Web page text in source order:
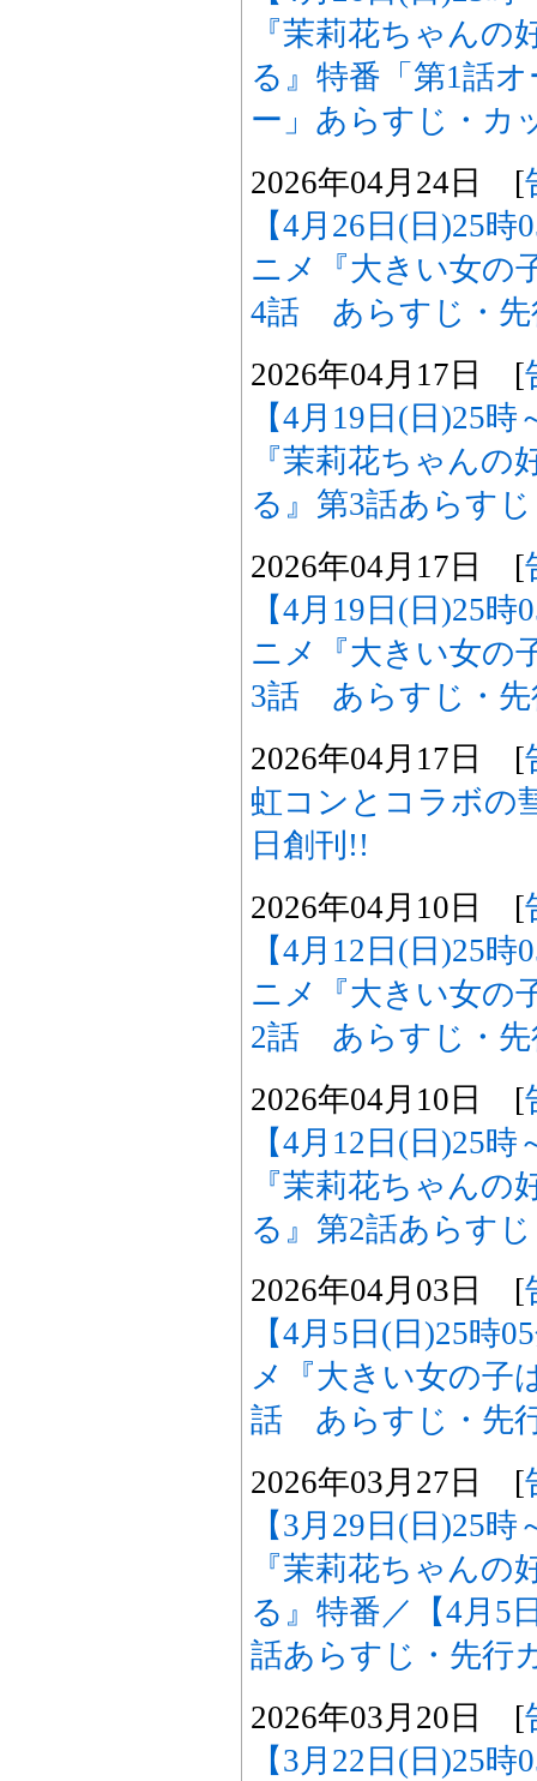
『茉莉花ちゃん
る』特番「第1話
ー」あらすじ・カ
2026年04月24日 [
【4月26日(日)25
ニメ『大きい女の
4話 あらすじ・先
2026年04月17日 [
【4月19日(日)25
『茉莉花ちゃん
る』第3話あらす
2026年04月17日 [
【4月19日(日)25
ニメ『大きい女の
3話 あらすじ・先
2026年04月17日 [
虹コンとコラボの
日創刊!!
2026年04月10日 [
【4月12日(日)25
ニメ『大きい女の
2話 あらすじ・先
2026年04月10日 [
【4月12日(日)25
『茉莉花ちゃん
る』第2話あらす
2026年04月03日 [
【4月5日(日)25時
メ『大きい女の子
話 あらすじ・先
2026年03月27日 [
【3月29日(日)25
『茉莉花ちゃん
る』特番／【4月5
話あらすじ・先行
2026年03月20日 [
【3月22日(日)25